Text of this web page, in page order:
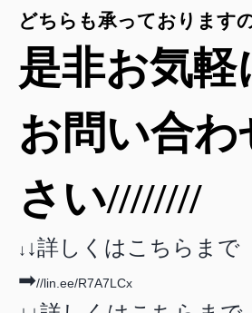
どちらも承っておりますの
是非お気軽
お問い合
さい////////
↓ ↓詳しくはこちらまで
➡//lin.ee/R7A7LCx